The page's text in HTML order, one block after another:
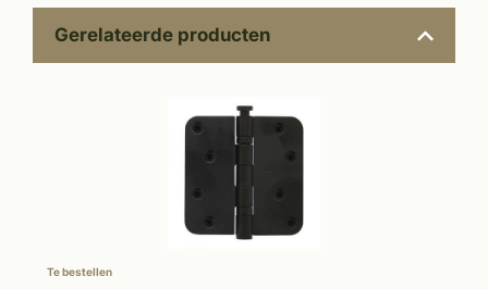
Gerelateerde producten
Te bestellen